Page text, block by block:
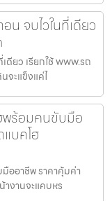
จบไวในที่เดียว
ยว เรียกใช้ www.รถ
จะแข็งแค่ไ
พร้อมคนขับมือ
บคโฮ
ออาชีพ ราคาคุ้มค่า
งานจะแคบหร